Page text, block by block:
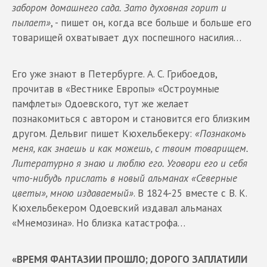
забором домашнего сада. Зато духовная горит и
пылает», - пишет он, когда все больше и больше его
товарищей охватывает дух поспешного насилия…
Его уже знают в Петербурге. А. С. Грибоедов,
прочитав в «Вестнике Европы» «Остроумные
памфлеты» Одоевского, тут же желает
познакомиться с автором и становится его близким
другом. Дельвиг пишет Кюхельбекеру: «Познакомь
меня, как знаешь и как можешь, с твоим товарищем.
Литературно я знаю и люблю его. Уговори его и себя
что-нибудь прислать в новый альманах «Северные
цветы», мною издаваемый». В 1824-25 вместе с В. К.
Кюхельбекером Одоевский издавал альманах
«Мнемозина». Но близка катастрофа…
«ВРЕМЯ ФАНТАЗИИ ПРОШЛО; ДОРОГО ЗАПЛАТИЛИ